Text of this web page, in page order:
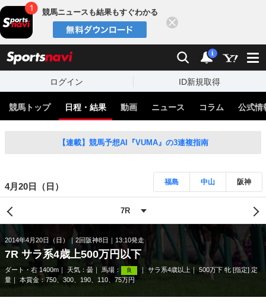
競馬ニュースも結果もすぐわかる
検索 通知
i
ログイン ID新規取得
競馬トップ 日程・結果 動画 ニュース コラム 公式情
【連載】競馬予想AI『VUMA』の3連複指南
4月20日（日） 福島 中山 阪神
2014年4月20日（日） 2回阪神8日 13:10発走
7R サラ系4歳上500万円以下
ダート・右 1400m 天気： 曇 馬場： 良 サラ系4歳以上
500万下 牝 [指定] 定
量
本賞金：750、300、190、110、75万円